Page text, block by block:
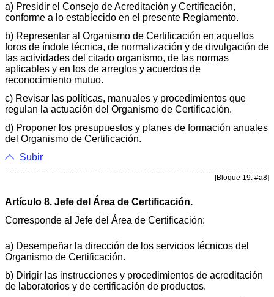
a) Presidir el Consejo de Acreditación y Certificación,
conforme a lo establecido en el presente Reglamento.
b) Representar al Organismo de Certificación en aquellos
foros de índole técnica, de normalización y de divulgación de
las actividades del citado organismo, de las normas
aplicables y en los de arreglos y acuerdos de
reconocimiento mutuo.
c) Revisar las políticas, manuales y procedimientos que
regulan la actuación del Organismo de Certificación.
d) Proponer los presupuestos y planes de formación anuales
del Organismo de Certificación.
Subir
[Bloque 19: #a8]
Artículo 8. Jefe del Área de Certificación.
Corresponde al Jefe del Área de Certificación:
a) Desempeñar la dirección de los servicios técnicos del
Organismo de Certificación.
b) Dirigir las instrucciones y procedimientos de acreditación
de laboratorios y de certificación de productos.